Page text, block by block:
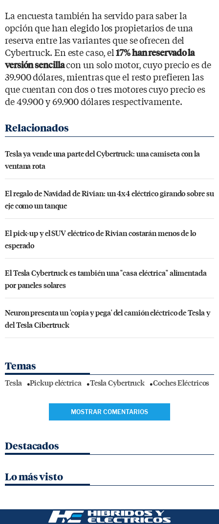
La encuesta también ha servido para saber la
opción que han elegido los propietarios de una
reserva entre las variantes que se ofrecen del
Cybertruck. En este caso, el 17% han reservado la
versión sencillacon un solo motor, cuyo precio es de
39.900 dólares, mientras que el resto prefieren las
que cuentan con dos o tres motores cuyo precio es
de 49.900 y 69.900 dólares respectivamente.
Tesla ya vende una parte del Cybertruck: una camiseta con la
ventana rota
El regalo de Navidad de Rivian: un 4x4 eléctrico girando sobre su
eje como un tanque
El pick-up y el SUV eléctrico de Rivian costarán menos de lo
esperado
El Tesla Cybertruck es también una "casa eléctrica" alimentada
por paneles solares
Neuron presenta un 'copia y pega' del camión eléctrico de Tesla y
del Tesla Cibertruck
Temas
Tesla Pickup eléctrica Tesla Cybertruck Coches Eléctricos
MOSTRAR COMENTARIOS
Destacados
Lo más visto